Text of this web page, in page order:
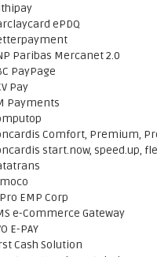
ePDQ
Paribas Mercanet 2.0
PayPage
Pay
Payments
Comfort, Premium,
start.now, speed.up,
EMP Corp
e-Commerce Gateway
E-PAY
Cash Solution